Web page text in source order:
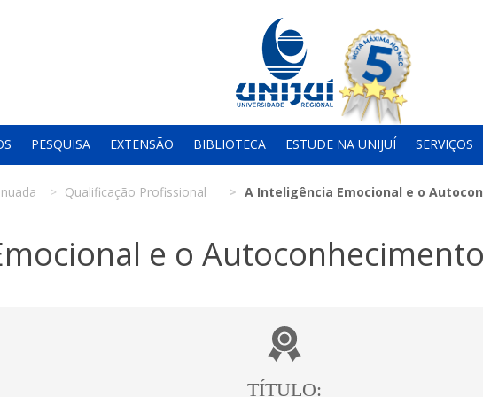
PESQUISA EXTENSÃO BIBLIOTECA ESTUDE NA UNIJUÍ SERVIÇOS
Qualificação Profissional A Inteligência Emocional e o
e o Autoconhecimento